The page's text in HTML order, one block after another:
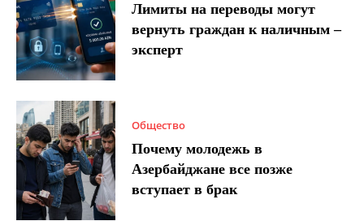
Лимиты на переводы могут
вернуть граждан к наличным –
эксперт
Общество
Почему молодежь в
Азербайджане все позже
вступает в брак